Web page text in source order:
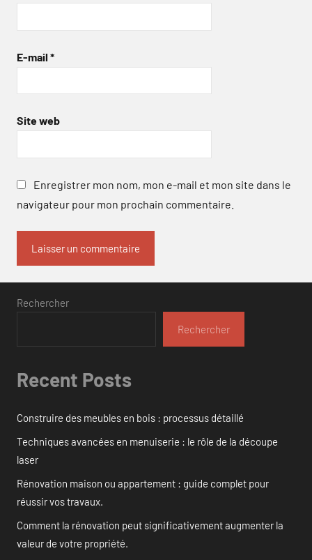
E-mail *
Site web
Enregistrer mon nom, mon e-mail et mon site dans le
navigateur pour mon prochain commentaire.
Rechercher
Rechercher
Recent Posts
Construire des meubles en bois : processus détaillé
Techniques avancées en menuiserie : le rôle de la découpe
laser
Rénovation maison ou appartement : guide complet pour
réussir vos travaux.
Comment la rénovation peut significativement augmenter la
valeur de votre propriété.